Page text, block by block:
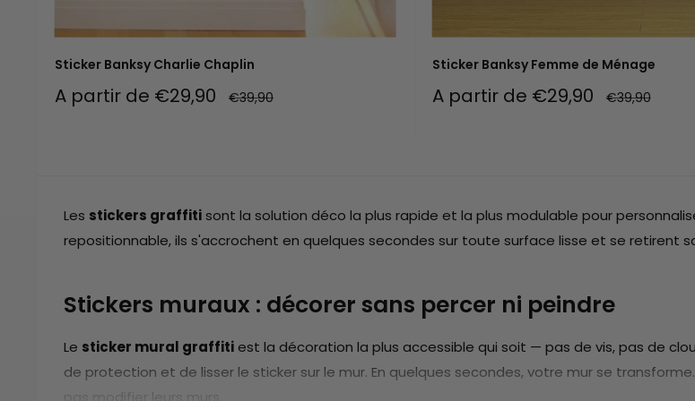
Sticker Banksy Charlie Chaplin
Prix
réduit
A partir de €29,90 Prix
normal
€39,90
Sticker Banksy Femme de Ménage
Prix
réduit
A partir de €29,90 Prix
normal
€39,90
Les stickers graffiti sont la solution déco la plus rapide et la plus modulable pour
repositionnable, ils s'accrochent en quelques secondes sur toute surface lisse et se retirent
Stickers muraux : décorer sans percer ni peindre
Le sticker mural graffiti est la décoration la plus accessible qui soit — pas de vis, pas de
de protection et de lisser le sticker sur le mur. En quelques secondes, votre mur se
pas modifier leurs murs.